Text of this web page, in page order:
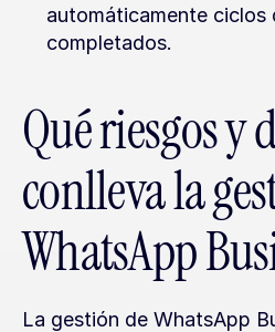
automáticamente ciclos
completados.
Qué riesgos y
conlleva la
WhatsApp
La gestión de WhatsApp